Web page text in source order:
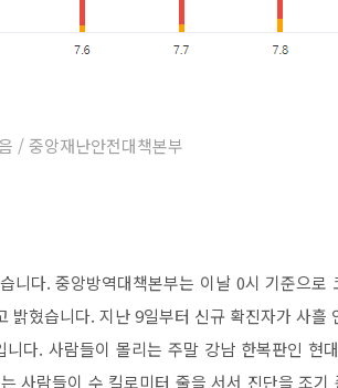
/ 중앙재난안전대책본부
니다. 중앙방역대책본부는 이날 0시 기준으로
밝혔습니다. 지난 9일부터 신규 확진자가 사흘
다. 사람들이 몰리는 주말 강남 한복판인 현
사람들이 수 킬로미터 줄을 서서 진단을 조기